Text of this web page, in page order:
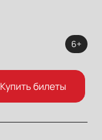
6+
Купить билеты